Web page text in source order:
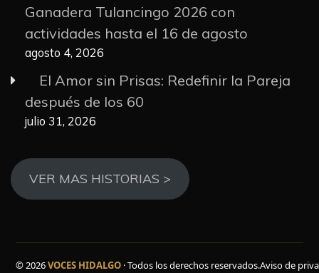
Ganadera Tulancingo 2026 con
actividades hasta el 16 de agosto
agosto 4, 2026
El Amor sin Prisas: Redefinir la Pareja
después de los 60
julio 31, 2026
VER MAS HISTORIAS >
© 2026VOCES HIDALGO · Todos los derechos reservados.Aviso de